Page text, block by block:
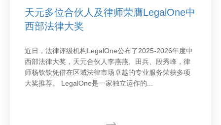
天元多位合伙人及律师荣膺LegalOne中
西部法律大奖
近日，法律评级机构LegalOne公布了2025-2026年度中
西部法律大奖，天元合伙人李燕燕、田兵、段秀峰，律
师杨钦钦凭借在区域法律市场卓越的专业服务荣获多项
大奖推荐。 LegalOne是一家独立运作的...